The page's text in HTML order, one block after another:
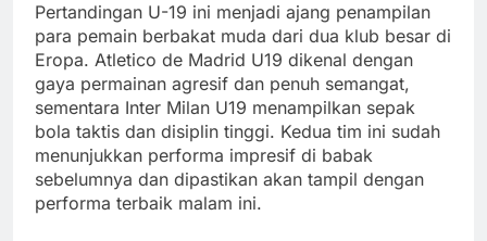
Pertandingan U-19 ini menjadi ajang penampilan
para pemain berbakat muda dari dua klub besar di
Eropa. Atletico de Madrid U19 dikenal dengan
gaya permainan agresif dan penuh semangat,
sementara Inter Milan U19 menampilkan sepak
bola taktis dan disiplin tinggi. Kedua tim ini sudah
menunjukkan performa impresif di babak
sebelumnya dan dipastikan akan tampil dengan
performa terbaik malam ini.